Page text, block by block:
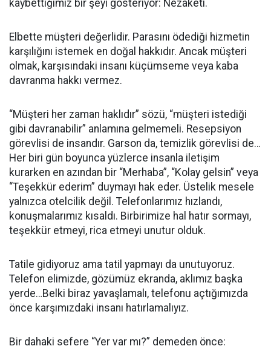
kaybettiğimiz bir şeyi gösteriyor: Nezaketi.
Elbette müşteri değerlidir. Parasını ödediği hizmetin
karşılığını istemek en doğal hakkıdır. Ancak müşteri
olmak, karşısındaki insanı küçümseme veya kaba
davranma hakkı vermez.
“Müşteri her zaman haklıdır” sözü, “müşteri istediği
gibi davranabilir” anlamına gelmemeli. Resepsiyon
görevlisi de insandır. Garson da, temizlik görevlisi de…
Her biri gün boyunca yüzlerce insanla iletişim
kurarken en azından bir “Merhaba”, “Kolay gelsin” veya
“Teşekkür ederim” duymayı hak eder. Üstelik mesele
yalnızca otelcilik değil. Telefonlarımız hızlandı,
konuşmalarımız kısaldı. Birbirimize hal hatır sormayı,
teşekkür etmeyi, rica etmeyi unutur olduk.
Tatile gidiyoruz ama tatil yapmayı da unutuyoruz.
Telefon elimizde, gözümüz ekranda, aklımız başka
yerde…Belki biraz yavaşlamalı, telefonu açtığımızda
önce karşımızdaki insanı hatırlamalıyız.
Bir dahaki sefere “Yer var mı?” demeden önce: